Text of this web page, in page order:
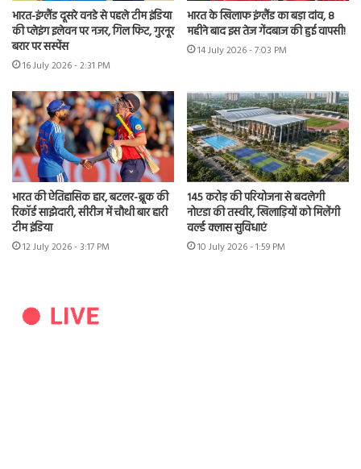
भारत-इंग्लैंड दूसरे वनडे से पहले टीम इंडिया
की प्लेइंग इलेवन पर नजर, गिल फिट, गुरनूर
बरार पर सस्पेंस
16 July 2026 - 2:31 PM
भारत के खिलाफ इंग्लैंड का बड़ा दांव, 8
महीने बाद इस तेज गेंदबाज की हुई वापसी!
14 July 2026 - 7:03 PM
भारत की ऐतिहासिक हार, बटलर-ब्रूक की
रिकॉर्ड साझेदारी, सीरीज में चौथी बार हारी
टीम इंडिया
12 July 2026 - 3:17 PM
145 करोड़ की परियोजना से बदलेगी
नोएडा की तस्वीर, खिलाड़ियों को मिलेंगी
वर्ल्ड क्लास सुविधाएं
10 July 2026 - 1:59 PM